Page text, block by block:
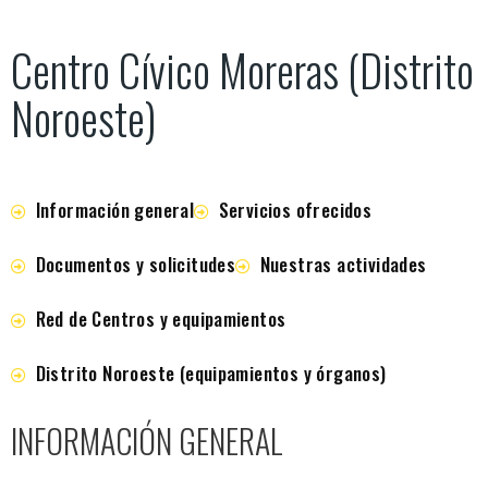
Centro Cívico Moreras (Distrito
Noroeste)
Información general
Servicios ofrecidos
Documentos y solicitudes
Nuestras actividades
Red de Centros y equipamientos
Distrito Noroeste (equipamientos y órganos)
INFORMACIÓN GENERAL